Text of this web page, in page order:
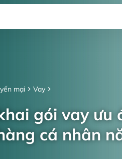
mại Vay
gói vay ưu
cá nhân